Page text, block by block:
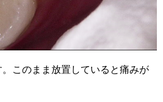
このまま放置していると痛みが